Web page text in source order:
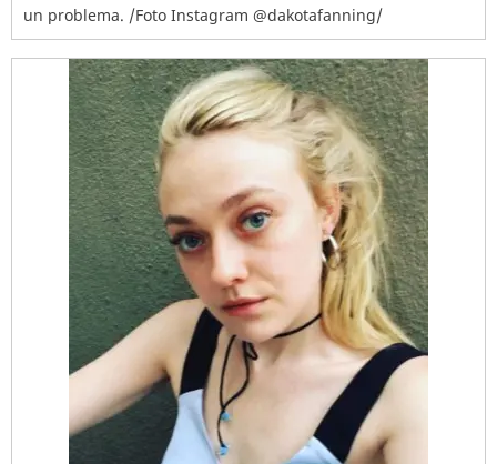
un problema. /Foto Instagram @dakotafanning/